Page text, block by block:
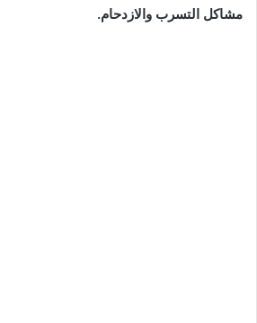
مشاكل التسرب والازدحام.